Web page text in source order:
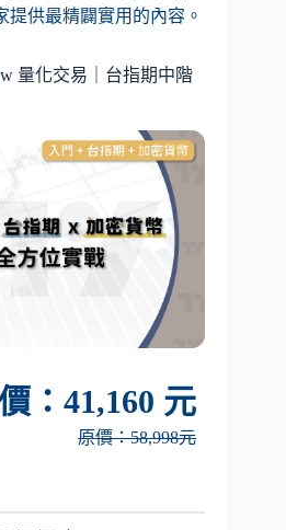
提供最精闢實用的內容。
量化交易｜台指期中階
：41,160 元
原價：58,998元